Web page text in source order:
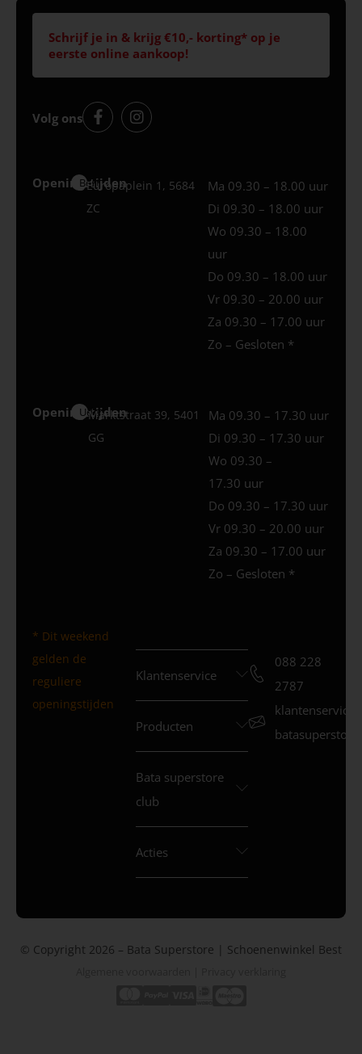
Schrijf je in & krijg €10,- korting* op je
eerste online aankoop!
Volg ons
Openingstijden
Best
Europaplein 1, 5684
ZC
Ma 09.30 – 18.00 uur
Di 09.30 – 18.00 uur
Wo 09.30 – 18.00
uur
Do 09.30 – 18.00 uur
Vr 09.30 – 20.00 uur
Za 09.30 – 17.00 uur
Zo – Gesloten *
Openingstijden
Uden
Marktstraat 39, 5401
GG
Ma 09.30 – 17.30 uur
Di 09.30 – 17.30 uur
Wo 09.30 –
17.30 uur
Do 09.30 – 17.30 uur
Vr 09.30 – 20.00 uur
Za 09.30 – 17.00 uur
Zo – Gesloten *
* Dit weekend
gelden de
reguliere
openingstijden
Klantenservice
Producten
Bata superstore
club
Acties
088 228
2787
© Copyright 2026 – Bata Superstore | Schoenenwinkel Best